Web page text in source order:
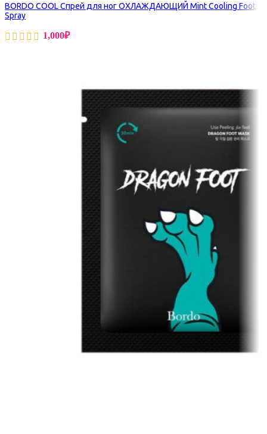
BORDO COOL Спрей для ног ОХЛАЖДАЮЩИЙ Mint Cooling Foot
Spray
1,000₽